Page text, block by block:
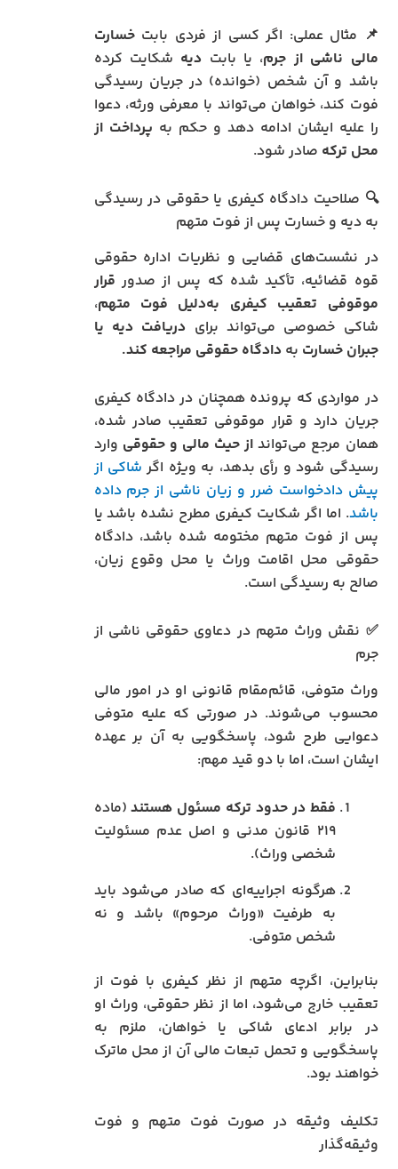
📌 مثال عملی: اگر کسی از فردی بابتخسارت
مالی ناشی از جرم، یا بابت دیه شکایت کرده
باشد و آن شخص (خوانده) در جریان رسیدگی
فوت کند، خواهان می‌تواند با معرفی ورثه، دعوا
را علیه ایشان ادامه دهد و حکم به پرداخت از
محل ترکه صادر شود.
🔍 صلاحیت دادگاه کیفری یا حقوقی در رسیدگی
به دیه و خسارت پس از فوت متهم
در نشست‌های قضایی و نظریات اداره حقوقی
قوه قضائیه، تأکید شده که پس از صدور قرار
موقوفی تعقیب کیفری به‌دلیل فوت متهم،
شاکی خصوصی می‌تواند برای دریافت دیه یا
جبران خسارت بهدادگاه حقوقی مراجعه کند.
در مواردی که پرونده همچنان در دادگاه کیفری
جریان دارد و قرار موقوفی تعقیب صادر شده،
همان مرجع می‌تواند از حیث مالی و حقوقی وارد
رسیدگی شود و رأی بدهد، به‌ ویژه اگر شاکی از
پیش دادخواست ضرر و زیان ناشی از جرم داده
باشد. اما اگر شکایت کیفری مطرح نشده باشد یا
پس از فوت متهم مختومه شده باشد، دادگاه
حقوقی محل اقامت وراث یا محل وقوع زیان،
صالح به رسیدگی است.
✅ نقش وراث متهم در دعاوی حقوقی ناشی از
جرم
وراث متوفی، قائم‌مقام قانونی او در امور مالی
محسوب می‌شوند. در صورتی که علیه متوفی
دعوایی طرح شود، پاسخگویی به آن بر عهده
ایشان است، اما با دو قید مهم:
فقط در حدود ترکه مسئول هستند(ماده
۲۱۹ قانون مدنی و اصل عدم مسئولیت
شخصی وراث).
هرگونه اجراییه‌ای که صادر می‌شود باید
به طرفیت «وراث مرحوم» باشد و نه
شخص متوفی.
بنابراین، اگرچه متهم از نظر کیفری با فوت از
تعقیب خارج می‌شود، اما از نظر حقوقی، وراث او
در برابر ادعای شاکی یا خواهان، ملزم به
پاسخگویی و تحمل تبعات مالی آن از محل ماترک
خواهند بود.
تکلیف وثیقه در صورت فوت متهم و فوت
وثیقه‌گذار